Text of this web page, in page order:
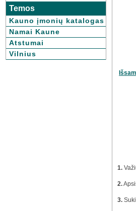
Temos
Kauno įmonių katalogas
Namai Kaune
Atstumai
Vilnius
1.
2.
3.